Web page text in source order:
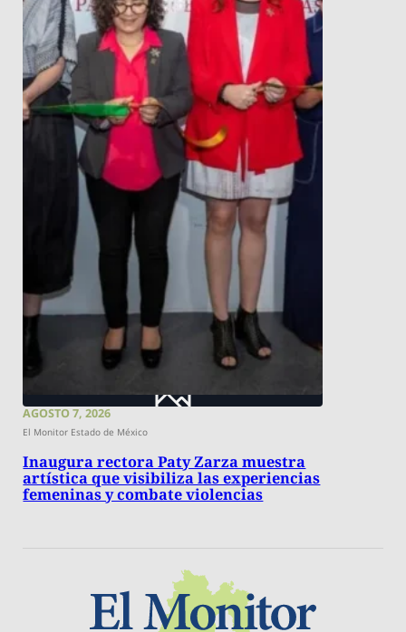
AGOSTO 7, 2026
El Monitor Estado de México
Inaugura rectora Paty Zarza muestra
artística que visibiliza las experiencias
femeninas y combate violencias